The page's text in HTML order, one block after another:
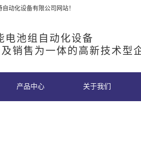
动化设备有限公司网站！
电池组自动化设备
销售为一体的高新技术型
产品中心 关于我们